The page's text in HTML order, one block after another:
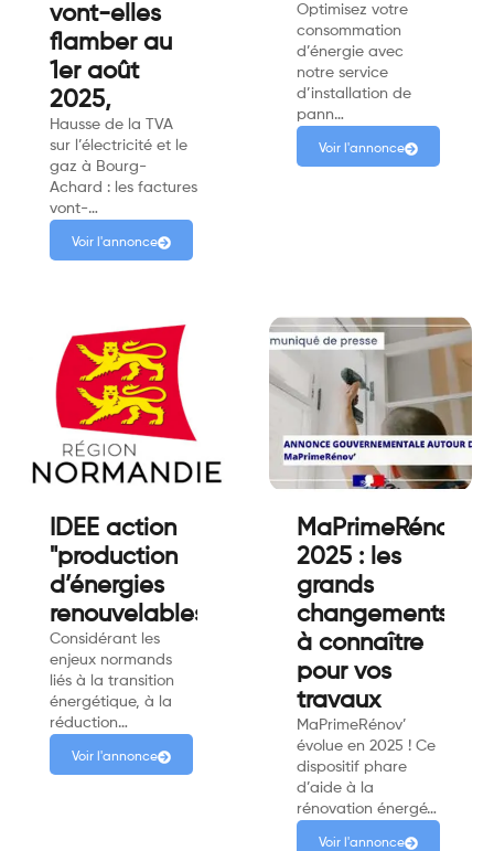
vont-elles
flamber au
1er août
2025,
Hausse de la TVA
sur l’électricité et le
gaz à Bourg-
Achard : les factures
vont-…
Voir l'annonce
Optimisez votre
consommation
d’énergie avec
notre service
d’installation de
pann…
Voir l'annonce
IDEE action
"production
d’énergies
renouvelables"
Considérant les
enjeux normands
liés à la transition
énergétique, à la
réduction…
Voir l'annonce
MaPrimeRénov’
2025 : les
grands
changements
à connaître
pour vos
travaux
MaPrimeRénov’
évolue en 2025 ! Ce
dispositif phare
d’aide à la
rénovation énergé…
Voir l'annonce